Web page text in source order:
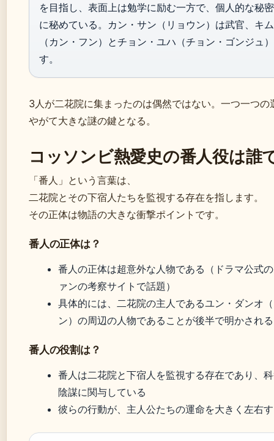
を目指し、表面上は勉学に励む一方で、個人的な秘
に秘めている。カン・サン（リョウン）は武官、キ
（カン・フン）とチョン・ユハ（チョン・ゴンジュ
す。
3人が二花院に集まったのは偶然ではない。一つ一つの
やがて大きな謎の鍵となる。
コッソンビ熱愛史の番人役は誰
「番人」という言葉は、
二花院とその下宿人たちを監視する存在を指します。
その正体は物語の大きな衝撃ポイントです。
番人の正体は？
番人の正体は超意外な人物である（ドラマ公式
ァンの考察サイトで話題）
具体的には、二花院の主人であるユン・ダンオ
ン）の周辺の人物であることが後半で明かされる
番人の役割は？
番人は二花院と下宿人を監視する存在であり、
陰謀に関与している
彼らの行動が、主人公たちの運命を大きく左右